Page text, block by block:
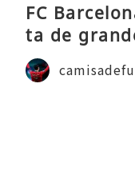
FC
ta de
-época